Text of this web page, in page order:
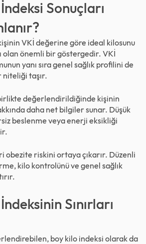
Sonuçları
kişinin VKİ değerine göre ideal kilosunu
olan önemli bir göstergedir. VKİ
yanı sıra genel sağlık profilini de
taşır.
değerlendirildiğinde kişinin
daha net bilgiler sunar. Düşük
beslenme veya enerji eksikliği
obezite riskini ortaya çıkarır. Düzenli
kilo kontrolünü ve genel sağlık
Sınırları
boy kilo indeksi olarak da